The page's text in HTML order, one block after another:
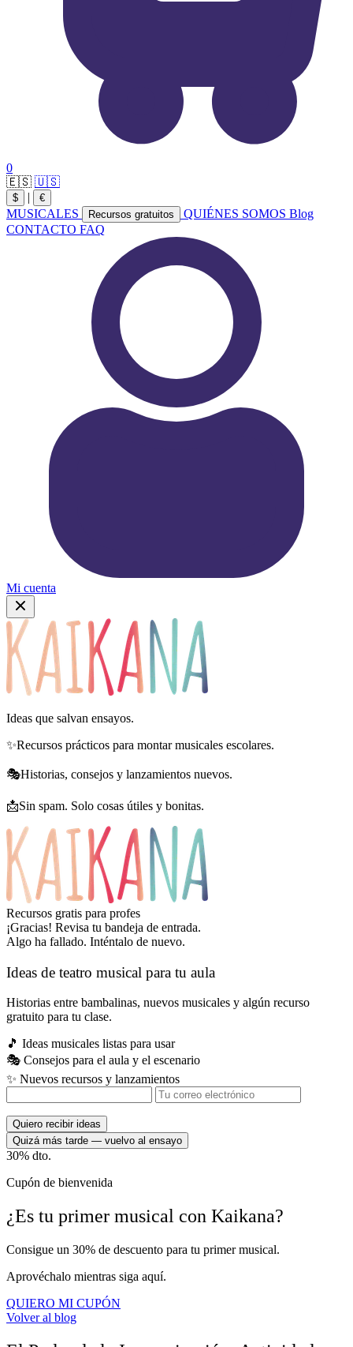
0
🇪🇸 🇺🇸
$ | €
MUSICALES Recursos gratuitos QUIÉNES SOMOS Blog
CONTACTO FAQ
Mi cuenta
Ideas que salvan ensayos.
✨Recursos prácticos para montar musicales escolares.
🎭Historias, consejos y lanzamientos nuevos.
📩Sin spam. Solo cosas útiles y bonitas.
Recursos gratis para profes
¡Gracias! Revisa tu bandeja de entrada.
Algo ha fallado. Inténtalo de nuevo.
Ideas de teatro musical para tu aula
Historias entre bambalinas, nuevos musicales y algún recurso
gratuito para tu clase.
🎵 Ideas musicales listas para usar
🎭 Consejos para el aula y el escenario
✨ Nuevos recursos y lanzamientos
Quiero recibir ideas
Quizá más tarde — vuelvo al ensayo
30% dto.
Cupón de bienvenida
¿Es tu primer musical con Kaikana?
Consigue un 30% de descuento para tu primer musical.
Aprovéchalo mientras siga aquí.
QUIERO MI CUPÓN
Volver al blog